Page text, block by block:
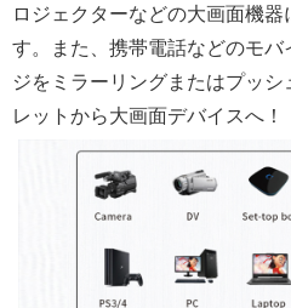
ロジェクターなどの大画面機
す。また、携帯電話などのモ
ジをミラーリングまたはプッ
レットから大画面デバイスへ！